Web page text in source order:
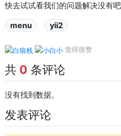
快去试试看我们的问题解决没有吧
menu yii2
觉得很赞
共 0 条评论
没有找到数据。
发表评论